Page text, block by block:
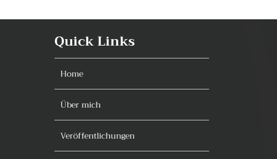
Quick Links
Home
Über mich
Veröffentlichungen